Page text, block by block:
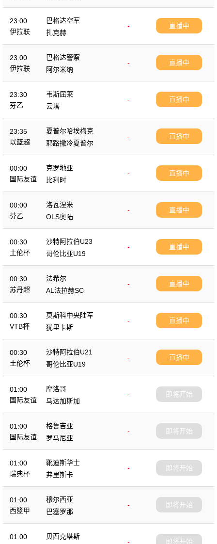
23:00
伊拉联
巴格达空军
-
扎克赫
直播中
23:00
伊拉联
巴格达警察
-
阿尔米纳
直播中
23:30
芬乙
韦斯屈莱
-
云塔
直播中
23:35
以篮超
夏普尔哈埃梅克
-
耶路撒冷夏普尔
直播中
00:00
国际友谊
克罗地亚
-
比利时
直播中
00:00
芬乙
洛瓦涅米
-
OLS奥陆
直播中
00:30
土伦杯
沙特阿拉伯U23
-
哥伦比亚U19
直播中
00:30
苏丹超
法希尔
-
AL法拉赫SC
直播中
00:30
VTB杯
莫斯科中央陆军
-
犹里卡斯
直播中
00:30
土伦杯
沙特阿拉伯U21
-
哥伦比亚U19
直播中
01:00
国际友谊
摩洛哥
-
马达加斯加
即将开始
01:00
国际友谊
格鲁吉亚
-
罗马尼亚
即将开始
01:00
瑞典杯
靴迪斯华士
-
弗里斯卡
即将开始
01:00
西篮甲
穆尔西亚
-
巴塞罗那
即将开始
01:00
贝西克塔斯
- 即将开始